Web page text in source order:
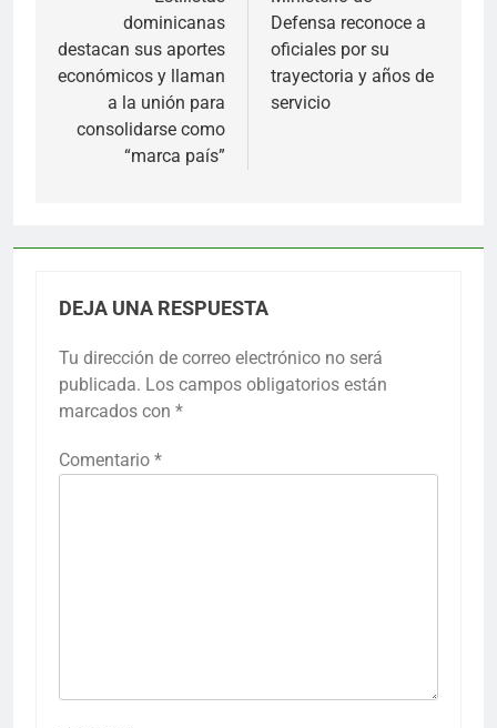
entradas
dominicanas
destacan sus aportes
económicos y llaman
a la unión para
consolidarse como
“marca país”
Defensa reconoce a
oficiales por su
trayectoria y años de
servicio
DEJA UNA RESPUESTA
Tu dirección de correo electrónico no será
publicada. Los campos obligatorios están
marcados con *
Comentario *